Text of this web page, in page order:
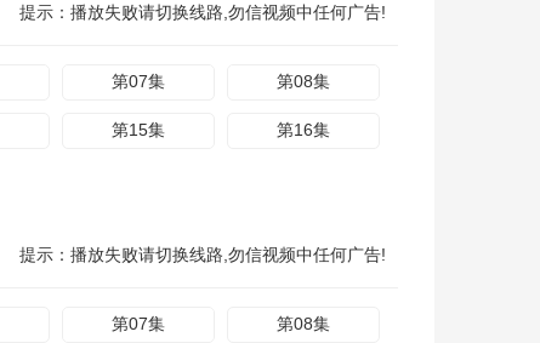
提示：播放失败请切换线路,勿信视频中任何广告!
第07集 第08集
第15集 第16集
提示：播放失败请切换线路,勿信视频中任何广告!
第07集 第08集